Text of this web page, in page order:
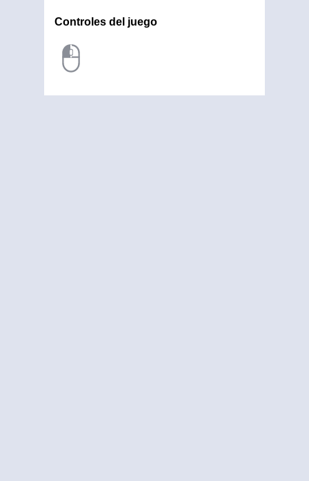
Controles del juego